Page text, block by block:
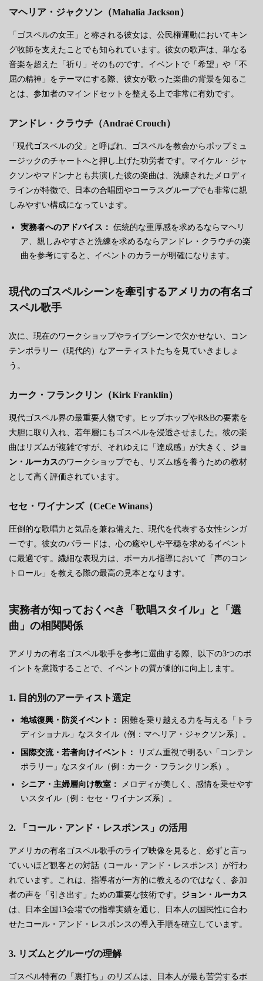
マヘリア・ジャクソン（Mahalia Jackson）
「ゴスペルの女王」と称される彼女は、公民権運動においてキン
グ牧師を支えたことでも知られています。彼女の歌声は、単なる
音楽を超えた「祈り」そのものです。イベントで「希望」や「不
屈の精神」をテーマにする際、彼女が歌った楽曲の背景を知るこ
とは、参加者のマインドセットを整える上で非常に有効です。
アンドレ・クラウチ（Andraé Crouch）
「現代ゴスペルの父」と呼ばれ、ゴスペルを教会からポップミュ
ージックのチャートへと押し上げた功労者です。マイケル・ジャ
クソンやマドンナとも共演した彼の楽曲は、洗練されたメロディ
ラインが特徴で、日本の合唱団やコーラスグループでも非常に親
しみやすい構成になっています。
実務者へのアドバイス： 伝統的な重厚感を求めるならマヘリ
ア、親しみやすさと洗練を求めるならアンドレ・クラウチの楽
曲を参考にすると、イベントのカラーが明確になります。
現代のゴスペルシーンを牽引するアメリカの有名ゴ
スペル歌手
次に、現在のワークショップやライブシーンで欠かせない、コン
テンポラリー（現代的）なアーティストたちを見ていきましょ
う。
カーク・フランクリン（Kirk Franklin）
現代ゴスペル界の最重要人物です。ヒップホップやR&Bの要素を
大胆に取り入れ、若年層にもゴスペルを浸透させました。彼の楽
曲はリズムが複雑ですが、それゆえに「達成感」が大きく、 ジョ
ン・ルーカスのワークショップでも、リズム感を養うための教材
として高く評価されています。
セセ・ワイナンズ（CeCe Winans）
圧倒的な歌唱力と気品を兼ね備えた、現代を代表する女性シンガ
ーです。彼女のバラードは、心の癒やしや平穏を求めるイベント
に最適です。繊細な表現力は、ボーカル指導において「声のコン
トロール」を教える際の最高の見本となります。
実務者が知っておくべき「歌唱スタイル」と「選
曲」の相関関係
アメリカの有名ゴスペル歌手を参考に選曲する際、以下の3つのポ
イントを意識することで、イベントの質が劇的に向上します。
1. 目的別のアーティスト選定
地域復興・防災イベント：
困難を乗り越える力を与える「トラ
ディショナル」なスタイル（例：マヘリア・ジャクソン系）。
国際交流・若者向けイベント：
リズム重視で明るい「コンテン
ポラリー」なスタイル（例：カーク・フランクリン系）。
シニア・主婦層向け教室：
メロディが美しく、感情を乗せやす
いスタイル（例：セセ・ワイナンズ系）。
2. 「コール・アンド・レスポンス」の活用
アメリカの有名ゴスペル歌手のライブ映像を見ると、必ずと言っ
ていいほど観客との対話（コール・アンド・レスポンス）が行わ
れています。これは、指導者が一方的に教えるのではなく、参加
者の声を「引き出す」ための重要な技術です。 ジョン・ルーカス
は、日本全国13会場での指導実績を通じ、日本人の国民性に合わ
せたコール・アンド・レスポンスの導入手順を確立しています。
3. リズムとグルーヴの理解
ゴスペル特有の「裏打ち」のリズムは、日本人が最も苦労するポ